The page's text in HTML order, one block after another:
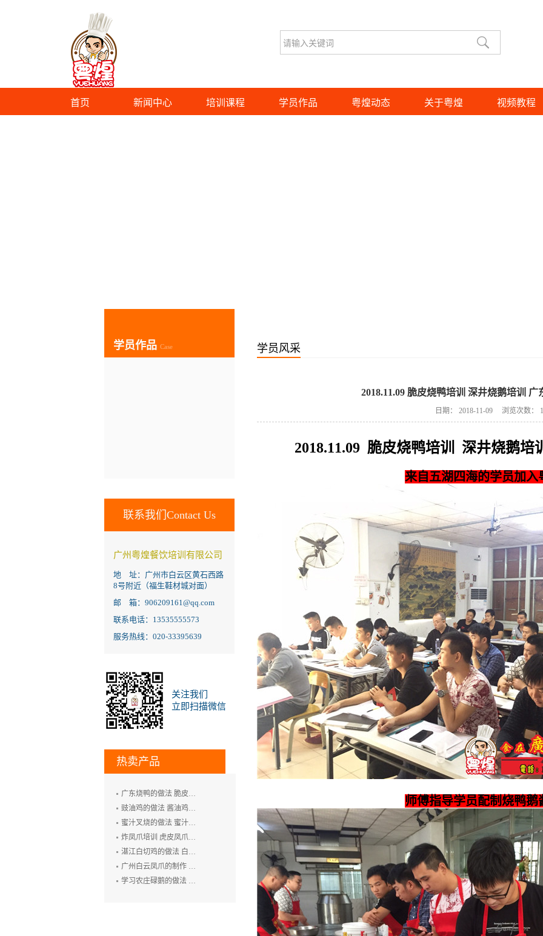
首页 新闻中心 培训课程 学员作品 粤煌动态 关于粤煌 视频教程
学员作品 Case
联系我们Contact Us
广州粤煌餐饮培训有限公司
地 址：广州市白云区黄石西路
8号附近（福生鞋材城对面）
邮 箱：906209161@qq.com
联系电话：13535555573
服务热线：020-33395639
关注我们
立即扫描微信
热卖产品
广东烧鸭的做法 脆皮烧鸭培训 广州烤鸭技术培训 烧腊培训
豉油鸡的做法 酱油鸡的制作方法 玫瑰露豉油鸡培训
蜜汁叉烧的做法 蜜汁叉烧的制作方法 叉烧肉培训 烧排骨培训
炸凤爪培训 虎皮凤爪的做法 豉汁凤爪的制作 鲍汁凤爪培训
湛江白切鸡的做法 白切鸡培训 廉江白斩鸡培训 粤式烧卤技术培训
广州白云凤爪的制作 白云猪手的做法 广式烧卤培训
学习农庄碌鹅的做法 禄鹅的制作方法 碌鹅培训
学员风采
2018.11.09 脆皮烧鸭培训 深井烧鹅培训 广
日期： 2018-11-09 浏览次数：
2018.11.09 脆皮烧鸭培训 深井烧鹅
来自五湖四海的学员加入
师傅指导学员配制烧鸭鹅